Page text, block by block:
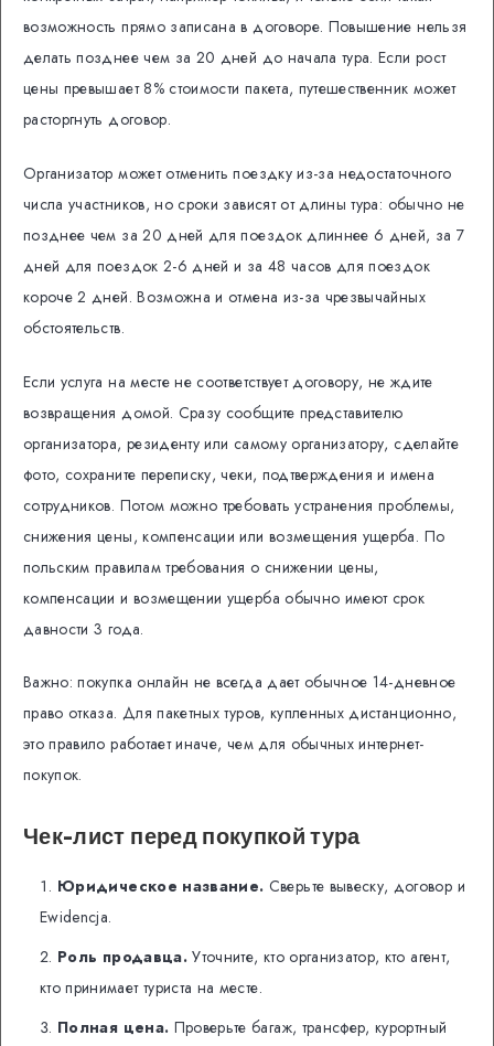
возможность прямо записана в договоре. Повышение нельзя
делать позднее чем за 20 дней до начала тура. Если рост
цены превышает 8% стоимости пакета, путешественник может
расторгнуть договор.
Организатор может отменить поездку из-за недостаточного
числа участников, но сроки зависят от длины тура: обычно не
позднее чем за 20 дней для поездок длиннее 6 дней, за 7
дней для поездок 2-6 дней и за 48 часов для поездок
короче 2 дней. Возможна и отмена из-за чрезвычайных
обстоятельств.
Если услуга на месте не соответствует договору, не ждите
возвращения домой. Сразу сообщите представителю
организатора, резиденту или самому организатору, сделайте
фото, сохраните переписку, чеки, подтверждения и имена
сотрудников. Потом можно требовать устранения проблемы,
снижения цены, компенсации или возмещения ущерба. По
польским правилам требования о снижении цены,
компенсации и возмещении ущерба обычно имеют срок
давности 3 года.
Важно: покупка онлайн не всегда дает обычное 14-дневное
право отказа. Для пакетных туров, купленных дистанционно,
это правило работает иначе, чем для обычных интернет-
покупок.
Чек-лист перед покупкой тура
Юридическое название. Сверьте вывеску, договор и
Ewidencja.
Роль продавца.Уточните, кто организатор, кто агент,
кто принимает туриста на месте.
Полная цена. Проверьте багаж, трансфер, курортный